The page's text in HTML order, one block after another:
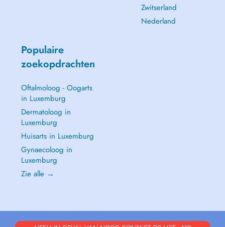
Zwitserland
Nederland
Populaire
zoekopdrachten
Oftalmoloog - Oogarts
in Luxemburg
Dermatoloog in
Luxemburg
Huisarts in Luxemburg
Gynaecoloog in
Luxemburg
Zie alle →